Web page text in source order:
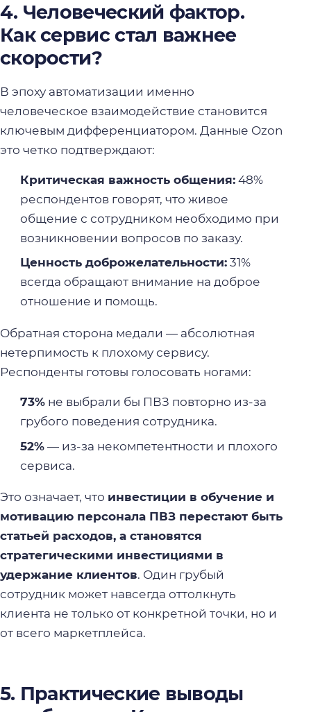
4. Человеческий фактор.
Как сервис стал важнее
скорости?
В эпоху автоматизации именно
человеческое взаимодействие становится
ключевым дифференциатором. Данные Ozon
это четко подтверждают:
Критическая важность общения:48%
респондентов говорят, что живое
общение с сотрудником необходимо при
возникновении вопросов по заказу.
Ценность доброжелательности:31%
всегда обращают внимание на доброе
отношение и помощь.
Обратная сторона медали — абсолютная
нетерпимость к плохому сервису.
Респонденты готовы голосовать ногами:
73%не выбрали бы ПВЗ повторно из-за
грубого поведения сотрудника.
52%— из-за некомпетентности и плохого
сервиса.
Это означает, что инвестиции в обучение и
мотивацию персонала ПВЗ перестают быть
статьей расходов, а становятся
стратегическими инвестициями в
удержание клиентов. Один грубый
сотрудник может навсегда оттолкнуть
клиента не только от конкретной точки, но и
от всего маркетплейса.
5. Практические выводы